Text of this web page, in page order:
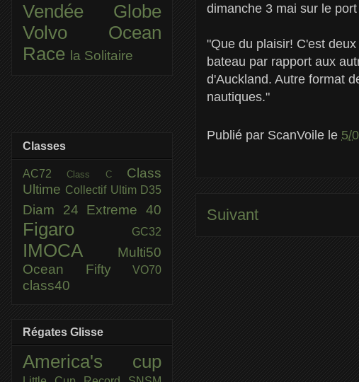
dimanche 3 mai sur le
"Que du plaisir! C'est
bateau par rapport aux
d'Auckland. Autre format
nautiques."
Publié par ScanVoile le 5/
Suivant
Vendée Globe
Volvo Ocean
Race la Solitaire
Classes
AC72Class C Class
Ultime Collectif Ultim D35
Diam 24 Extreme 40
Figaro GC32
IMOCA
Multi50
Ocean Fifty
VO70
class40
Régates Glisse
America's cup